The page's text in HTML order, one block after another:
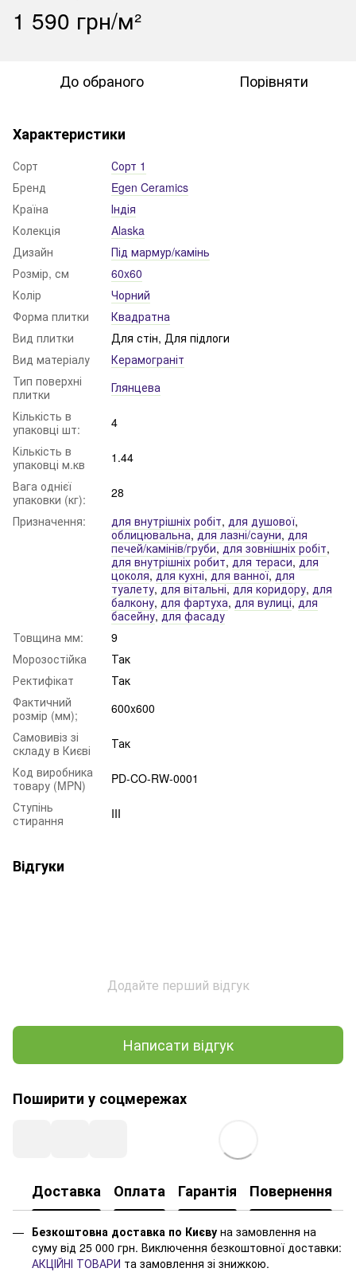
1 590 грн/м²
До обраного Порівняти
Характеристики
Сорт
Сорт 1
Бренд
Egen Ceramics
Країна
Індія
Колекція
Alaska
Дизайн
Під мармур/камінь
Розмір, см
60x60
Колір
Чорний
Форма плитки
Квадратна
Вид плитки
Для стін, Для підлоги
Вид матеріалу
Керамограніт
Тип поверхні
плитки
Глянцева
Кількість в
упаковці шт:
4
Кількість в
упаковці м.кв
1.44
Вага однієї
упаковки (кг):
28
Призначення:
для внутрішніх робіт, для душової,
облицювальна,для лазні/сауни,для
печей/камінів/груби,для зовнішніх робіт,
для внутрішніх робит,для тераси,для
цоколя,для кухні,для ванної,для
туалету,для вітальні,для коридору, для
балкону, для фартуха,для вулиці,для
басейну,для фасаду
Товщина мм:
9
Морозостійка
Так
Ректифікат
Так
Фактичний
розмір (мм);
600x600
Самовивіз зі
складу в Києві
Так
Код виробника
товару (MPN)
PD-CO-RW-0001
Ступінь
стирання
III
Відгуки
Додайте перший відгук
Написати відгук
Поширити у соцмережах
Доставка Оплата Гарантія Повернення
Безкоштовна доставка по Києву на замовлення на
суму від 25 000 грн. Виключення безкоштовної доставки:
АКЦІЙНІ ТОВАРИ та замовлення зі знижкою.